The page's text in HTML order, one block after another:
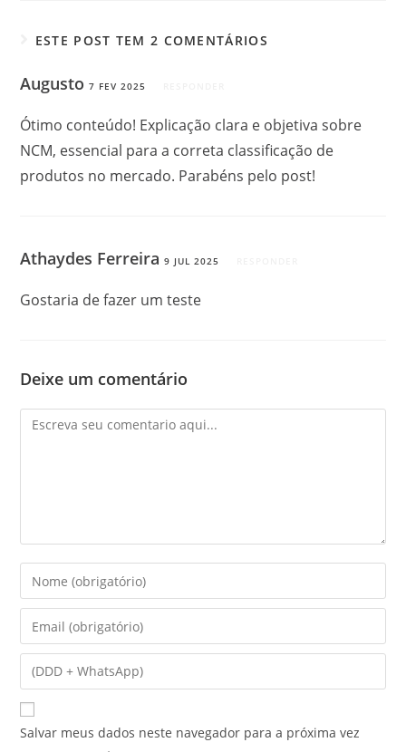
ESTE POST TEM 2 COMENTÁRIOS
Augusto7 FEV 2025
Ótimo conteúdo! Explicação clara e objetiva sobre
NCM, essencial para a correta classificação de
produtos no mercado. Parabéns pelo post!
Athaydes Ferreira9 JUL 2025
Gostaria de fazer um teste
Deixe um comentário
Salvar meus dados neste navegador para a próxima vez